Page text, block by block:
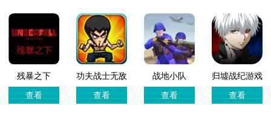
残暴之下
(Underfell)游
戏
查看
功夫战士无敌
版
查看
战地小队
查看
归墟战纪游戏
官方版
查看